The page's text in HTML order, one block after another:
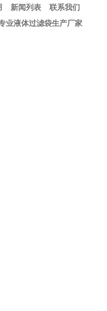
新闻列表
联系我们
业液体过滤袋生产厂家